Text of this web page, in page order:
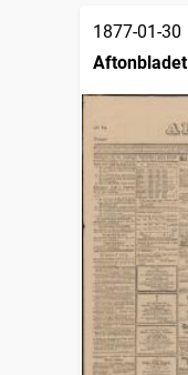
1877-01-30
Aftonbladet